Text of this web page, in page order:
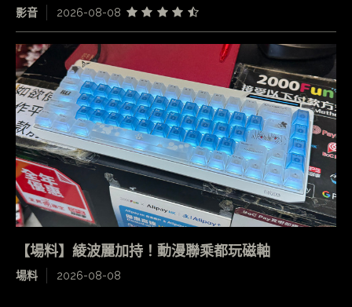
影音 2026-08-08
【場料】綾波麗加持！動漫聯乘都玩磁軸
場料 2026-08-08